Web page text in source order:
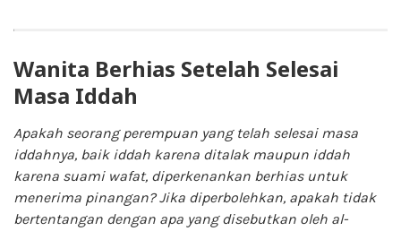
Wanita Berhias Setelah Selesai
Masa Iddah
Apakah seorang perempuan yang telah selesai masa
iddahnya, baik iddah karena ditalak maupun iddah
karena suami wafat, diperkenankan berhias untuk
menerima pinangan? Jika diperbolehkan, apakah tidak
bertentangan dengan apa yang disebutkan oleh al-